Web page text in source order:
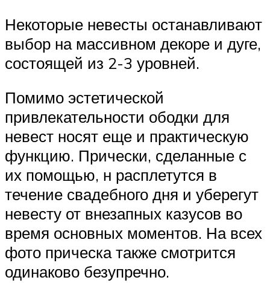
Некоторые невесты останавливают
выбор на массивном декоре и дуге,
состоящей из 2-3 уровней.
Помимо эстетической
привлекательности ободки для
невест носят еще и практическую
функцию. Прически, сделанные с
их помощью, н расплетутся в
течение свадебного дня и уберегут
невесту от внезапных казусов во
время основных моментов. На всех
фото прическа также смотрится
одинаково безупречно.